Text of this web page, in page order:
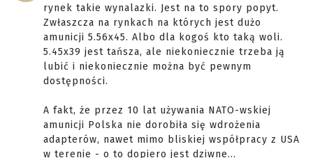
rynek takie wynalazki. Jest na to spory popyt.
Zwłaszcza na rynkach na których jest dużo
amunicji 5.56x45. Albo dla kogoś kto taką woli.
5.45x39 jest tańsza, ale niekoniecznie trzeba ją
lubić i niekoniecznie można być pewnym
dostępności.
A fakt, że przez 10 lat używania NATO-wskiej
amunicji Polska nie dorobiła się wdrożenia
adapterów, nawet mimo bliskiej współpracy z USA
w terenie - o to dopiero jest dziwne...